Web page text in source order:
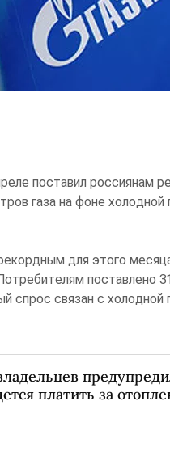
поставил россиянам
газа на фоне холодной
для этого
поставлено
спрос связан с холодной
платить за